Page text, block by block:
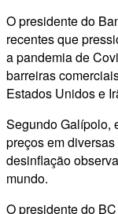
O presidente do
recentes que
a pandemia de
barreiras
Estados Unidos e
Segundo Galípolo,
preços em
desinflação
mundo.
O presidente do